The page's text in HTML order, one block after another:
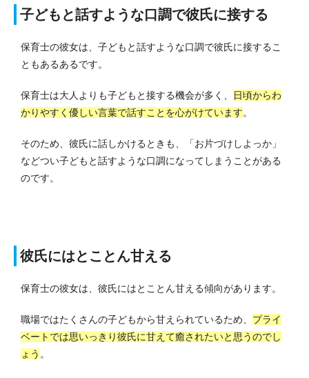
子どもと話すような口調で彼氏に接する
保育士の彼女は、子どもと話すような口調で彼氏に接するこ
ともあるあるです。
保育士は大人よりも子どもと接する機会が多く、
日頃からわ
かりやすく優しい言葉で話すことを心がけています。
そのため、彼氏に話しかけるときも、「お片づけしよっか」
などつい子どもと話すような口調になってしまうことがある
のです。
彼氏にはとことん甘える
保育士の彼女は、彼氏にはとことん甘える傾向があります。
職場ではたくさんの子どもから甘えられているため、 プライ
ベートでは思いっきり彼氏に甘えて癒されたいと思うのでし
ょう 。